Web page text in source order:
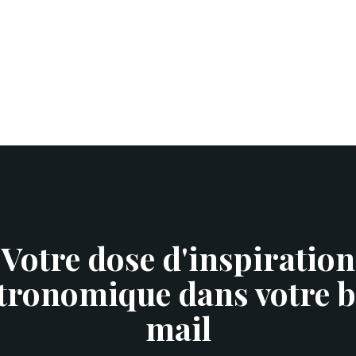
Votre dose d'inspiration
dans votre
mail